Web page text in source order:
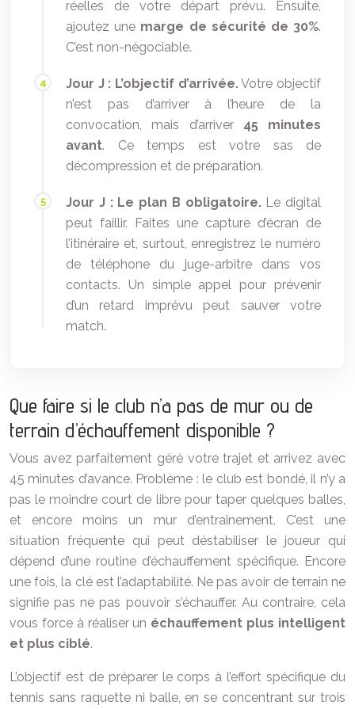
réelles de votre départ prévu. Ensuite,
ajoutez une marge de sécurité de 30%.
C’est non-négociable.
Jour J : L’objectif d’arrivée.Votre objectif
n’est pas d’arriver à l’heure de la
convocation, mais d’arriver 45 minutes
avant. Ce temps est votre sas de
décompression et de préparation.
Jour J : Le plan B obligatoire.Le digital
peut faillir. Faites une capture d’écran de
l’itinéraire et, surtout, enregistrez le numéro
de téléphone du juge-arbitre dans vos
contacts. Un simple appel pour prévenir
d’un retard imprévu peut sauver votre
match.
Que faire si le club n’a pas de mur ou de
terrain d’échauffement disponible ?
Vous avez parfaitement géré votre trajet et arrivez avec
45 minutes d’avance. Problème : le club est bondé, il n’y a
pas le moindre court de libre pour taper quelques balles,
et encore moins un mur d’entraînement. C’est une
situation fréquente qui peut déstabiliser le joueur qui
dépend d’une routine d’échauffement spécifique. Encore
une fois, la clé est l’adaptabilité. Ne pas avoir de terrain ne
signifie pas ne pas pouvoir s’échauffer. Au contraire, cela
vous force à réaliser un échauffement plus intelligent
et plus ciblé.
L’objectif est de préparer le corps à l’effort spécifique du
tennis sans raquette ni balle, en se concentrant sur trois